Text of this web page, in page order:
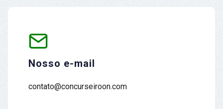
Nosso e-mail
contato@concurseiroon.com